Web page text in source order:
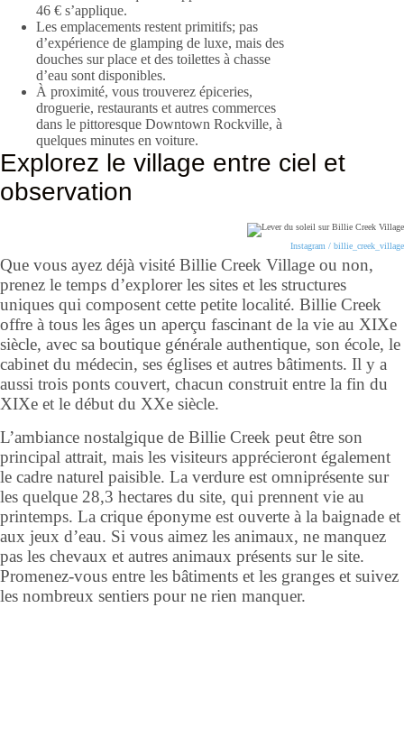
46 € s’applique.
Les emplacements restent primitifs; pas
d’expérience de glamping de luxe, mais des
douches sur place et des toilettes à chasse
d’eau sont disponibles.
À proximité, vous trouverez épiceries,
droguerie, restaurants et autres commerces
dans le pittoresque Downtown Rockville, à
quelques minutes en voiture.
Explorez le village entre ciel et
observation
Instagram / billie_creek_village
Que vous ayez déjà visité Billie Creek Village ou non,
prenez le temps d’explorer les sites et les structures
uniques qui composent cette petite localité. Billie Creek
offre à tous les âges un aperçu fascinant de la vie au XIXe
siècle, avec sa boutique générale authentique, son école, le
cabinet du médecin, ses églises et autres bâtiments. Il y a
aussi trois ponts couvert, chacun construit entre la fin du
XIXe et le début du XXe siècle.
L’ambiance nostalgique de Billie Creek peut être son
principal attrait, mais les visiteurs apprécieront également
le cadre naturel paisible. La verdure est omniprésente sur
les quelque 28,3 hectares du site, qui prennent vie au
printemps. La crique éponyme est ouverte à la baignade et
aux jeux d’eau. Si vous aimez les animaux, ne manquez
pas les chevaux et autres animaux présents sur le site.
Promenez-vous entre les bâtiments et les granges et suivez
les nombreux sentiers pour ne rien manquer.